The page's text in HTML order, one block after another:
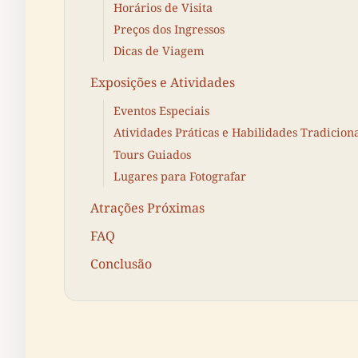
Horários de Visita
Preços dos Ingressos
Dicas de Viagem
Exposições e Atividades
Eventos Especiais
Atividades Práticas e Habilidades
Tours Guiados
Lugares para Fotografar
Atrações Próximas
FAQ
Conclusão